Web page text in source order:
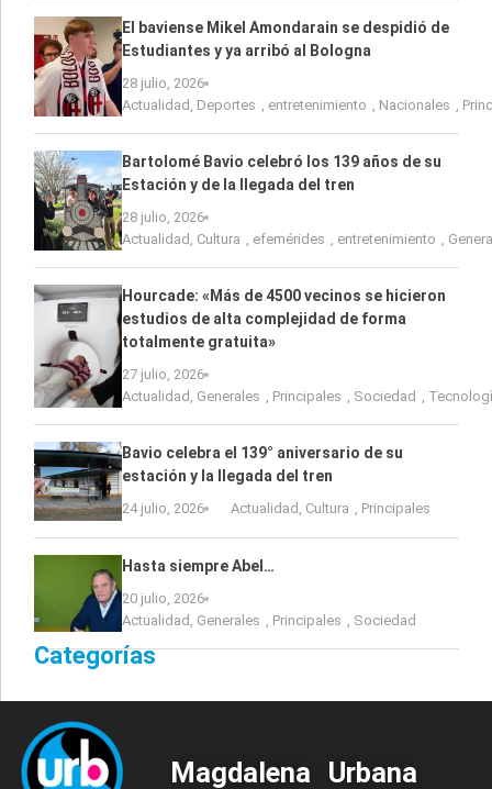
El baviense Mikel Amondarain se despidió de
Estudiantes y ya arribó al Bologna
28 julio, 2026
Actualidad Deportes entretenimiento Nacionales
Bartolomé Bavio celebró los 139 años de su
Estación y de la llegada del tren
28 julio, 2026
Actualidad Cultura efemérides entretenimiento
Hourcade: «Más de 4500 vecinos se hicieron
estudios de alta complejidad de forma
totalmente gratuita»
27 julio, 2026
Actualidad Generales Principales Sociedad
Bavio celebra el 139° aniversario de su
estación y la llegada del tren
24 julio, 2026 Actualidad Cultura Principales
Hasta siempre Abel…
20 julio, 2026
Actualidad Generales Principales Sociedad
Categorías
Magdalena Urbana